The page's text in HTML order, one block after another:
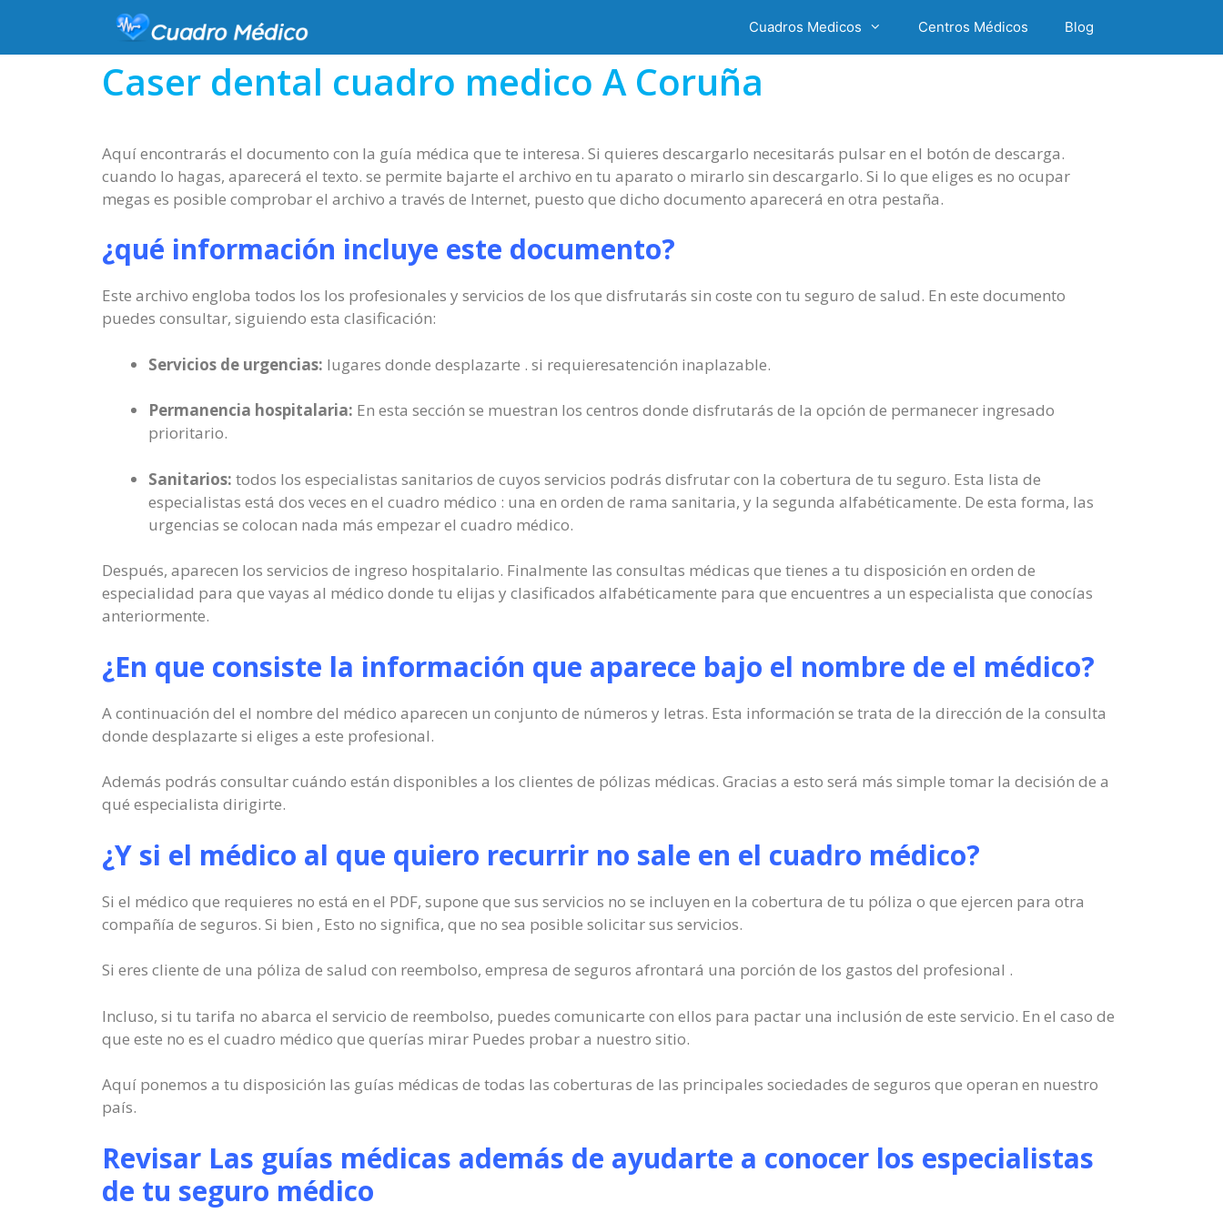
Cuadros Medicos Centros Médicos Blog
Caser dental cuadro medico A Coruña
Aquí encontrarás el documento con la guía médica que te interesa. Si quieres descargarlo necesitarás pulsar en el botón de descarga.
cuando lo hagas, aparecerá el texto. se permite bajarte el archivo en tu aparato o mirarlo sin descargarlo. Si lo que eliges es no ocupar
megas es posible comprobar el archivo a través de Internet, puesto que dicho documento aparecerá en otra pestaña.
¿qué información incluye este documento?
Este archivo engloba todos los los profesionales y servicios de los que disfrutarás sin coste con tu seguro de salud. En este documento
puedes consultar, siguiendo esta clasificación:
Servicios de urgencias: lugares donde desplazarte . si requieresatención inaplazable.
Permanencia hospitalaria: En esta sección se muestran los centros donde disfrutarás de la opción de permanecer ingresado
prioritario.
Sanitarios: todos los especialistas sanitarios de cuyos servicios podrás disfrutar con la cobertura de tu seguro. Esta lista de
especialistas está dos veces en el cuadro médico : una en orden de rama sanitaria, y la segunda alfabéticamente. De esta forma, las
urgencias se colocan nada más empezar el cuadro médico.
Después, aparecen los servicios de ingreso hospitalario. Finalmente las consultas médicas que tienes a tu disposición en orden de
especialidad para que vayas al médico donde tu elijas y clasificados alfabéticamente para que encuentres a un especialista que conocías
anteriormente.
¿En que consiste la información que aparece bajo el nombre de el médico?
A continuación del el nombre del médico aparecen un conjunto de números y letras. Esta información se trata de la dirección de la consulta
donde desplazarte si eliges a este profesional.
Además podrás consultar cuándo están disponibles a los clientes de pólizas médicas. Gracias a esto será más simple tomar la decisión de a
qué especialista dirigirte.
¿Y si el médico al que quiero recurrir no sale en el cuadro médico?
Si el médico que requieres no está en el PDF, supone que sus servicios no se incluyen en la cobertura de tu póliza o que ejercen para otra
compañía de seguros. Si bien , Esto no significa, que no sea posible solicitar sus servicios.
Si eres cliente de una póliza de salud con reembolso, empresa de seguros afrontará una porción de los gastos del profesional .
Incluso, si tu tarifa no abarca el servicio de reembolso, puedes comunicarte con ellos para pactar una inclusión de este servicio. En el caso de
que este no es el cuadro médico que querías mirar Puedes probar a nuestro sitio.
Aquí ponemos a tu disposición las guías médicas de todas las coberturas de las principales sociedades de seguros que operan en nuestro
país.
Revisar Las guías médicas además de ayudarte a conocer los especialistas
de tu seguro médico